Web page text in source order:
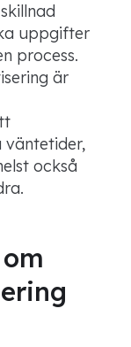
uppgifter
process.
är
väntetider,
också